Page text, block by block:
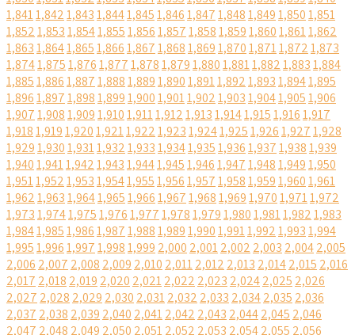
1,8411,8421,8431,8441,8451,8461,8471,8481,8491,8501,851
1,8521,8531,8541,8551,8561,8571,8581,8591,8601,8611,862
1,8631,8641,8651,8661,8671,8681,8691,8701,8711,8721,873
1,8741,8751,8761,8771,8781,8791,8801,8811,8821,8831,884
1,8851,8861,8871,8881,8891,8901,8911,8921,8931,8941,895
1,8961,8971,8981,8991,9001,9011,9021,9031,9041,9051,906
1,9071,9081,9091,9101,9111,9121,9131,9141,9151,9161,917
1,9181,9191,9201,9211,9221,9231,9241,9251,9261,9271,928
1,9291,9301,9311,9321,9331,9341,9351,9361,9371,9381,939
1,9401,9411,9421,9431,9441,9451,9461,9471,9481,9491,950
1,9511,9521,9531,9541,9551,9561,9571,9581,9591,9601,961
1,9621,9631,9641,9651,9661,9671,9681,9691,9701,9711,972
1,9731,9741,9751,9761,9771,9781,9791,9801,9811,9821,983
1,9841,9851,9861,9871,9881,9891,9901,9911,9921,9931,994
1,9951,9961,9971,9981,999 2,000 2,0012,002 2,003 2,0042,005
2,006 2,007 2,008 2,009 2,010 2,0112,012 2,013 2,0142,015 2,016
2,017 2,018 2,019 2,020 2,0212,022 2,023 2,0242,025 2,026
2,027 2,028 2,029 2,030 2,0312,032 2,033 2,0342,035 2,036
2,037 2,038 2,039 2,040 2,0412,042 2,043 2,0442,045 2,046
2,047 2,048 2,049 2,050 2,0512,052 2,053 2,0542,055 2,056